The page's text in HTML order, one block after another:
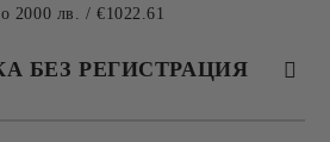
2000 лв. / €1022.61
БЕЗ РЕГИСТРАЦИЯ